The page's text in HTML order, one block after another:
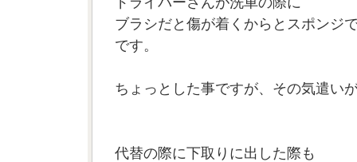
ブラシだと傷が着くからとスポンジ
です。
ちょっとした事ですが、その気遣い
代替の際に下取りに出した際も